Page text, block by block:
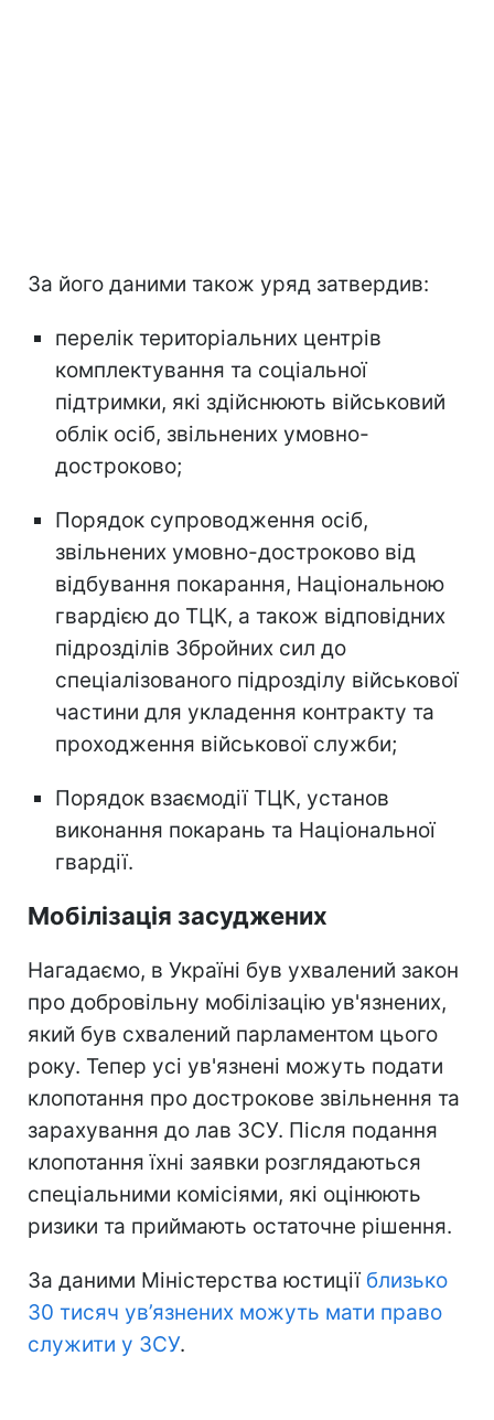
За його даними також уряд затвердив:
перелік територіальних центрів
комплектування та соціальної
підтримки, які здійснюють військовий
облік осіб, звільнених умовно-
достроково;
Порядок супроводження осіб,
звільнених умовно-достроково від
відбування покарання, Національною
гвардією до ТЦК, а також відповідних
підрозділів Збройних сил до
спеціалізованого підрозділу військової
частини для укладення контракту та
проходження військової служби;
Порядок взаємодії ТЦК, установ
виконання покарань та Національної
гвардії.
Мобілізація засуджених
Нагадаємо, в Україні був ухвалений закон
про добровільну мобілізацію ув'язнених,
який був схвалений парламентом цього
року. Тепер усі ув'язнені можуть подати
клопотання про дострокове звільнення та
зарахування до лав ЗСУ. Після подання
клопотання їхні заявки розглядаються
спеціальними комісіями, які оцінюють
ризики та приймають остаточне рішення.
За даними Міністерства юстиції близько
30 тисяч ув’язнених можуть мати право
служити у ЗСУ.